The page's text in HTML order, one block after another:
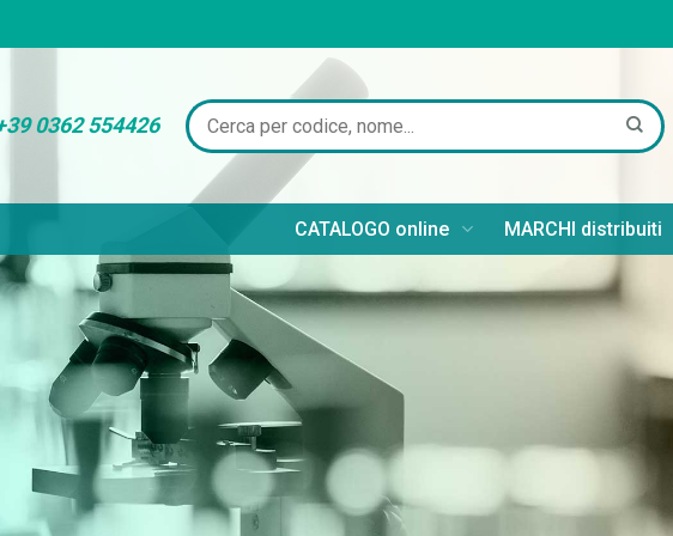
0362 554426
CATALOGO online MARCHI distribuiti